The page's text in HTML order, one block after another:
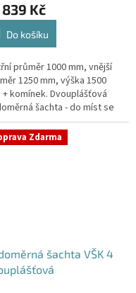
839 Kč
Do košíku
průměr 1000 mm, vnější
1250 mm, výška 1500
+ komínek. Dvouplášťová
šachta - do míst se
vodou, pojízdná i pod
stáníStandardní...
Zdarma
šachta VŠK 4